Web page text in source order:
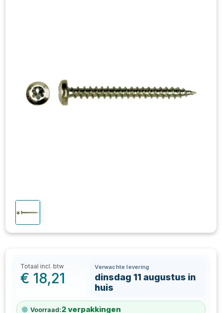
Totaal incl. btw
€ 18,21
Verwachte levering
dinsdag 11 augustus in
huis
Voorraad:2 verpakkingen